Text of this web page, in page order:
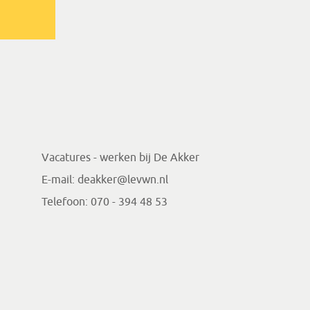
Vacatures - werken bij De Akker
E-mail: deakker@levwn.nl
Telefoon: 070 - 394 48 53